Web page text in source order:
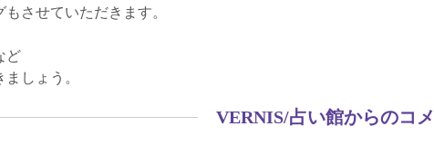
させていただきます。
ど
しょう。
VERNIS/占い館からのコ